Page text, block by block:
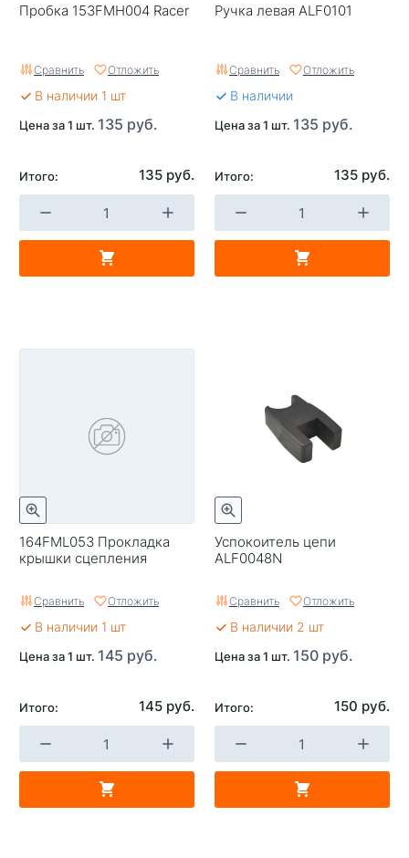
Пробка 153FMH004 Racer
Сравнить Отложить
В наличии 1 шт
Цена за 1 шт. 135 руб.
Итого: 135 руб.
Ручка левая ALF0101
Сравнить Отложить
В наличии
Цена за 1 шт. 135 руб.
Итого: 135 руб.
164FML053 Прокладка
крышки сцепления
Сравнить Отложить
В наличии 1 шт
Цена за 1 шт. 145 руб.
Итого: 145 руб.
Успокоитель цепи
ALF0048N
Сравнить Отложить
В наличии 2 шт
Цена за 1 шт. 150 руб.
Итого: 150 руб.